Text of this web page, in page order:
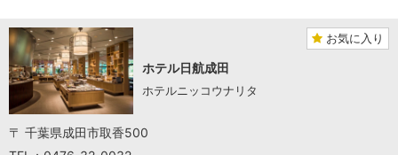
お気に入り
ホテル日航成田
ホテルニッコウナリタ
〒 千葉県成田市取香500